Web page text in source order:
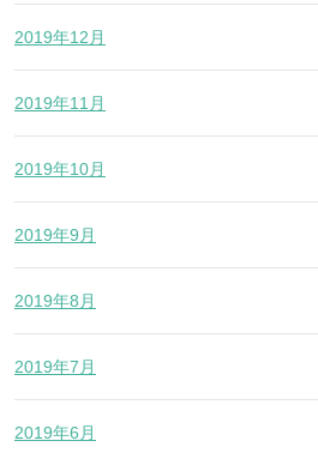
2019年12月
2019年11月
2019年10月
2019年9月
2019年8月
2019年7月
2019年6月